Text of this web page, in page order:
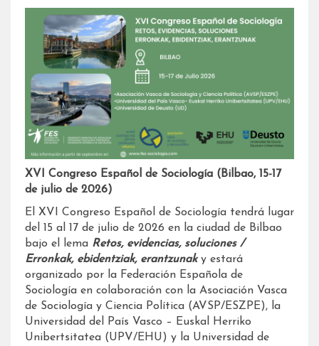
XVI Congreso Español de Sociología (Bilbao, 15-17
de julio de 2026)
El XVI Congreso Español de Sociología tendrá lugar
del 15 al 17 de julio de 2026 en la ciudad de Bilbao
bajo el lema Retos, evidencias, soluciones /
Erronkak, ebidentziak, erantzunaky estará
organizado por la Federación Española de
Sociología en colaboración con la Asociación Vasca
de Sociología y Ciencia Política (AVSP/ESZPE), la
Universidad del País Vasco – Euskal Herriko
Unibertsitatea (UPV/EHU) y la Universidad de